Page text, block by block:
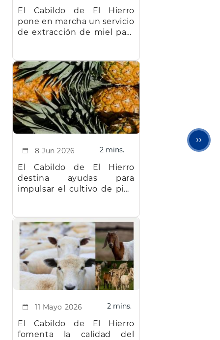
El Cabildo de El Hierro
pone en marcha un servicio
de extracción de miel para
8 Jun 2026 2 mins.
El Cabildo de El Hierro
destina ayudas para
impulsar el cultivo de piña
11 Mayo 2026 2 mins.
El Cabildo de El Hierro
fomenta la calidad del
››